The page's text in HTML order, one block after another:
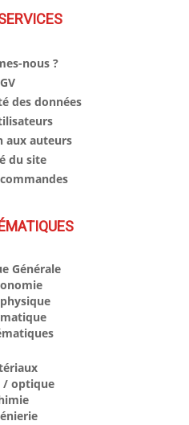
nous ?
des données
aux auteurs
du site
Générale
/ optique